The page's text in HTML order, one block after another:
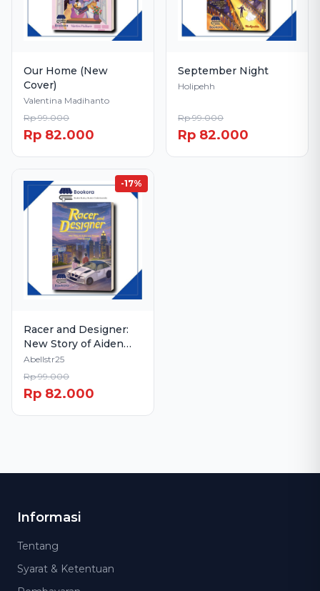
Our Home (New
Cover)
Valentina Madihanto
Rp 99.000
Rp 82.000
September Night
Holipehh
Rp 99.000
Rp 82.000
-17%
Racer and Designer:
New Story of Aiden
and Rosetta from
Prestige
Abellstr25
Rp 99.000
Rp 82.000
Informasi
Tentang
Syarat & Ketentuan